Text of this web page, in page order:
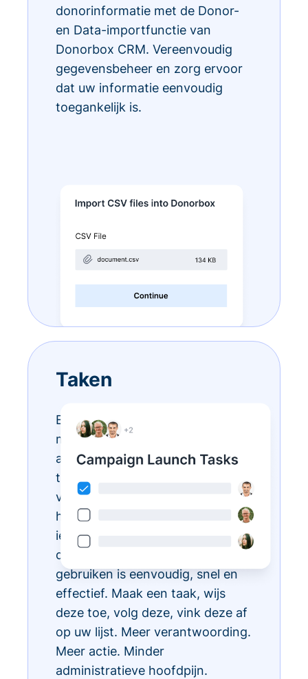
donorinformatie met de Donor-
en Data-importfunctie van
Donorbox CRM. Vereenvoudig
gegevensbeheer en zorg ervoor
dat uw informatie eenvoudig
toegankelijk is.
Taken
Eindeloze to-do-lijstjes? Doe ze –
met Donorbox Tasks. Nu kunt u
al uw dagelijkse administratieve
taken organiseren, prioriteren en
vereenvoudigen, allemaal binnen
het CRM-ecosysteem, zodat
iedereen in uw team weet wat te
doen en wanneer. Taken
gebruiken is eenvoudig, snel en
effectief. Maak een taak, wijs
deze toe, volg deze, vink deze af
op uw lijst. Meer verantwoording.
Meer actie. Minder
administratieve hoofdpijn.